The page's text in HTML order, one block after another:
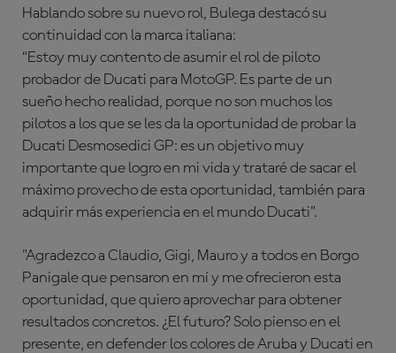
Hablando sobre su nuevo rol, Bulega destacó su
continuidad con la marca italiana:
“Estoy muy contento de asumir el rol de piloto
probador de Ducati para MotoGP. Es parte de un
sueño hecho realidad, porque no son muchos los
pilotos a los que se les da la oportunidad de probar la
Ducati Desmosedici GP: es un objetivo muy
importante que logro en mi vida y trataré de sacar el
máximo provecho de esta oportunidad, también para
adquirir más experiencia en el mundo Ducati".
"Agradezco a Claudio, Gigi, Mauro y a todos en Borgo
Panigale que pensaron en mí y me ofrecieron esta
oportunidad, que quiero aprovechar para obtener
resultados concretos. ¿El futuro? Solo pienso en el
presente, en defender los colores de Aruba y Ducati en